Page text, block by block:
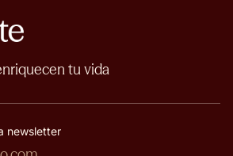
tu vida
newsletter